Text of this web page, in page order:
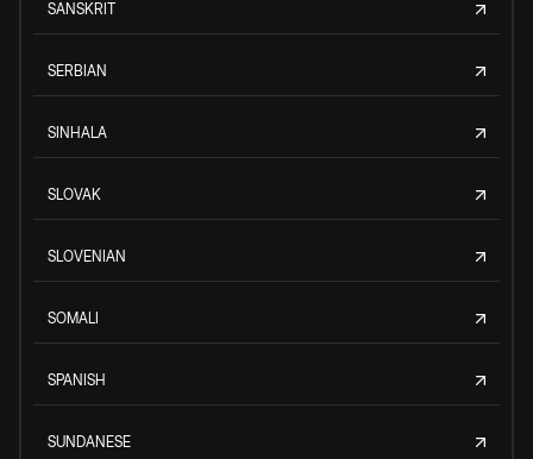
SANSKRIT
SERBIAN
SINHALA
SLOVAK
SLOVENIAN
SOMALI
SPANISH
SUNDANESE